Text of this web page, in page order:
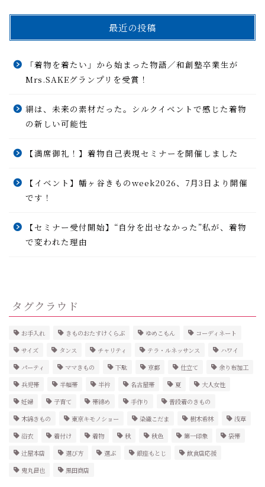
最近の投稿
「着物を着たい」から始まった物語／和創塾卒業生が
Mrs.SAKEグランプリを受賞！
絹は、未来の素材だった。シルクイベントで感じた着物
の新しい可能性
【満席御礼！】着物自己表現セミナーを開催しました
【イベント】幡ヶ谷きものweek2026、7月3日より開催
です！
【セミナー受付開始】“自分を出せなかった”私が、着物
で変われた理由
タグクラウド
お手入れ きものおたすけくらぶ ゆめこもん
コーディネート
サイズ
タンス チャリティ テラ・ルネッサンス
ハワイ
パーティ
ママきもの 下駄 京都 仕立て
余り布加工
兵児帯
半幅帯 半衿 名古屋帯 夏
大人女性
妊婦
子育て 帯締め 手作り
普段着のきもの
木綿きもの
東京キモノショー 染織こだま 樹木希林
浅草
浴衣
着付け 着物 秋 秋色 第一印象
袋帯
辻屋本店
選び方 選ぶ 銀座もとじ
飲食店応援
鬼丸昌也
黒田商店